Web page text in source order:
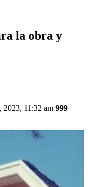
la obra y
2023, 11:32 am 999